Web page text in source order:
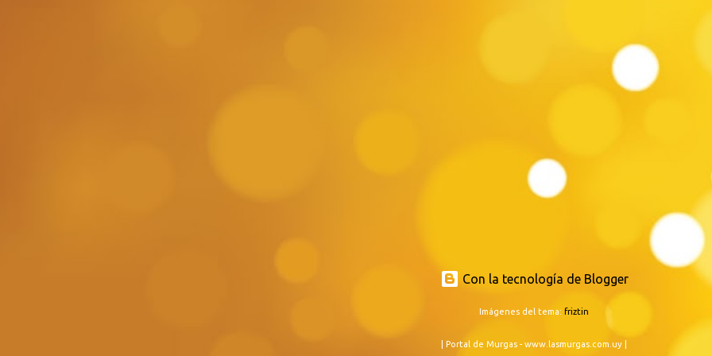
Con la tecnología de Blogger
Imágenes del tema: friztin
| Portal de Murgas - www.lasmurgas.com.uy |